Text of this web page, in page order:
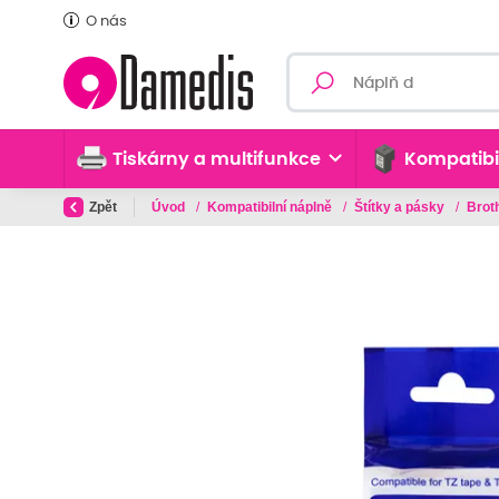
O nás
Tiskárny a multifunkce
Zpět Úvod / Kompatibilní náplně / Štítky a pásky /